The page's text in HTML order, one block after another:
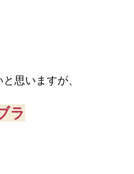
思いますが、
ラ